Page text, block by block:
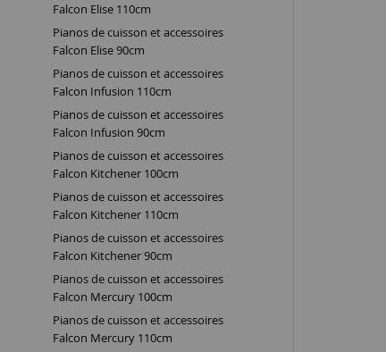
Falcon Elise 110cm
Pianos de cuisson et accessoires
Falcon Elise 90cm
Pianos de cuisson et accessoires
Falcon Infusion 110cm
Pianos de cuisson et accessoires
Falcon Infusion 90cm
Pianos de cuisson et accessoires
Falcon Kitchener 100cm
Pianos de cuisson et accessoires
Falcon Kitchener 110cm
Pianos de cuisson et accessoires
Falcon Kitchener 90cm
Pianos de cuisson et accessoires
Falcon Mercury 100cm
Pianos de cuisson et accessoires
Falcon Mercury 110cm